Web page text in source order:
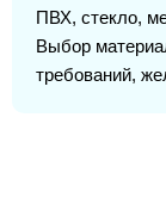
ПВХ, стекло,
Выбор
требований,